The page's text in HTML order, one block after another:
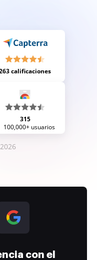
calificaciones
315
100,000+ usuarios
con el